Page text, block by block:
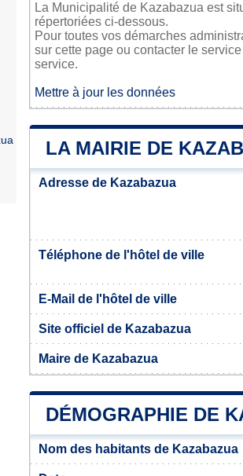
La Municipalité de Kazabazua est
répertoriées ci-dessous.
Pour toutes vos démarches
sur cette page ou contacter le
service.
Mettre à jour les données
LA MAIRIE DE
Adresse de Kazabazua
Téléphone de l'hôtel de ville
E-Mail de l'hôtel de ville
Site officiel de Kazabazua
Maire de Kazabazua
DÉMOGRAPHIE DE
Nom des habitants de Kazabazua